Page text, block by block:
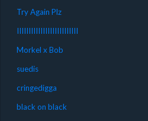
Try Again Plz
IIIIIIIIIIIIIIIIIIIIIIIIII
Morkel x Bob
suedis
cringedigga
black on black